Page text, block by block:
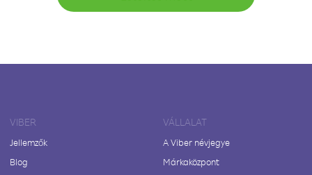
VIBER
Jellemzők
Blog
VÁLLALAT
A Viber névjegye
Márkaközpont